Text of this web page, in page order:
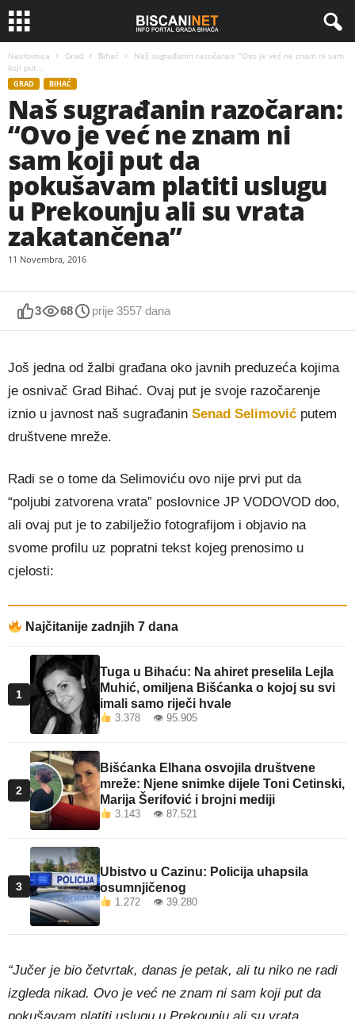
Naslovnica Grad Bihać
Naš sugrađanin razočaran: “Ovo je već ne znam ni sam
koji put...
GRAD BIHAĆ
Naš sugrađanin razočaran:
“Ovo je već ne znam ni
sam koji put da
pokušavam platiti uslugu
u Prekounju ali su vrata
zakatančena”
11 Novembra, 2016
3 68 prije 3557 dana
Još jedna od žalbi građana oko javnih preduzeća kojima
je osnivač Grad Bihać. Ovaj put je svoje razočarenje
iznio u javnost naš sugrađanin Senad Selimović putem
društvene mreže.
Radi se o tome da Selimoviću ovo nije prvi put da
“poljubi zatvorena vrata” poslovnice JP VODOVOD doo,
ali ovaj put je to zabilježio fotografijom i objavio na
svome profilu uz popratni tekst kojeg prenosimo u
cjelosti:
Najčitanije zadnjih 7 dana
1
Tuga u Bihaću: Na ahiret preselila Lejla
Muhić, omiljena Bišćanka o kojoj su svi
imali samo riječi hvale
3.378 👁 95.905
2
Bišćanka Elhana osvojila društvene
mreže: Njene snimke dijele Toni Cetinski,
Marija Šerifović i brojni mediji
3.143 👁 87.521
3
Ubistvo u Cazinu: Policija uhapsila
osumnjičenog
1.272 👁 39.280
“Jučer je bio četvrtak, danas je petak, ali tu niko ne radi
izgleda nikad. Ovo je već ne znam ni sam koji put da